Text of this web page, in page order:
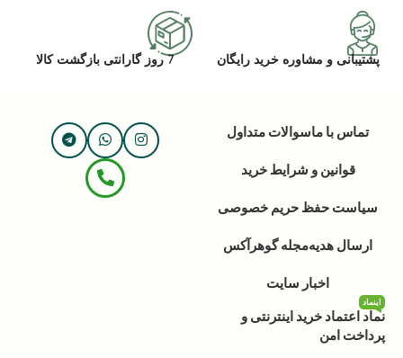
پشتیبانی و مشاوره خرید رایگان 7 روز گارانتی بازگشت کالا
تماس با ماسوالات متداول
قوانین و شرایط خرید
سیاست حفظ حریم خصوصی
ارسال هدیهمجله گوهرآکس
اخبار سایت
نماد اعتماد خرید اینترنتی و
پرداخت امن
اینماد